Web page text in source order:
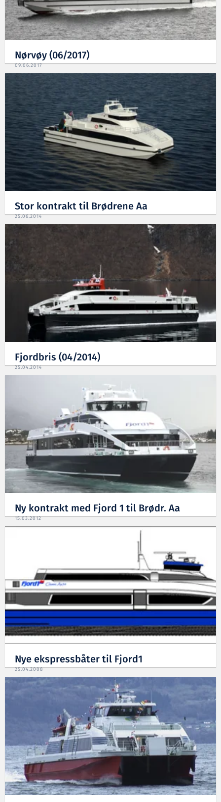
Nørvøy (06/2017)
09.06.2017
Stor kontrakt til Brødrene Aa
25.06.2014
Fjordbris (04/2014)
25.04.2014
Ny kontrakt med Fjord 1 til Brødr. Aa
15.03.2012
Nye ekspressbåter til Fjord1
25.04.2008